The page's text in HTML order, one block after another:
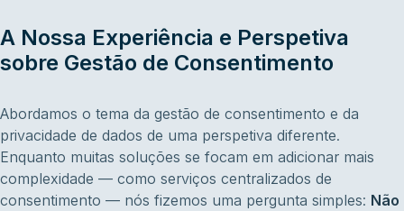
A Nossa Experiência e Perspetiva
sobre Gestão de Consentimento
Abordamos o tema da gestão de consentimento e da
privacidade de dados de uma perspetiva diferente.
Enquanto muitas soluções se focam em adicionar mais
complexidade — como serviços centralizados de
consentimento — nós fizemos uma pergunta simples: Não